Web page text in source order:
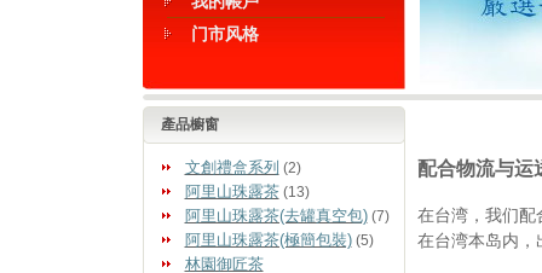
门市风格
產品櫥窗
文創禮盒系列 (2)
阿里山珠露茶(13)
阿里山珠露茶(去罐真空包)(7)
阿里山珠露茶(極簡包裝)(5)
林園御匠茶
配合物流与运
在台湾，我们配
在台湾本岛内，